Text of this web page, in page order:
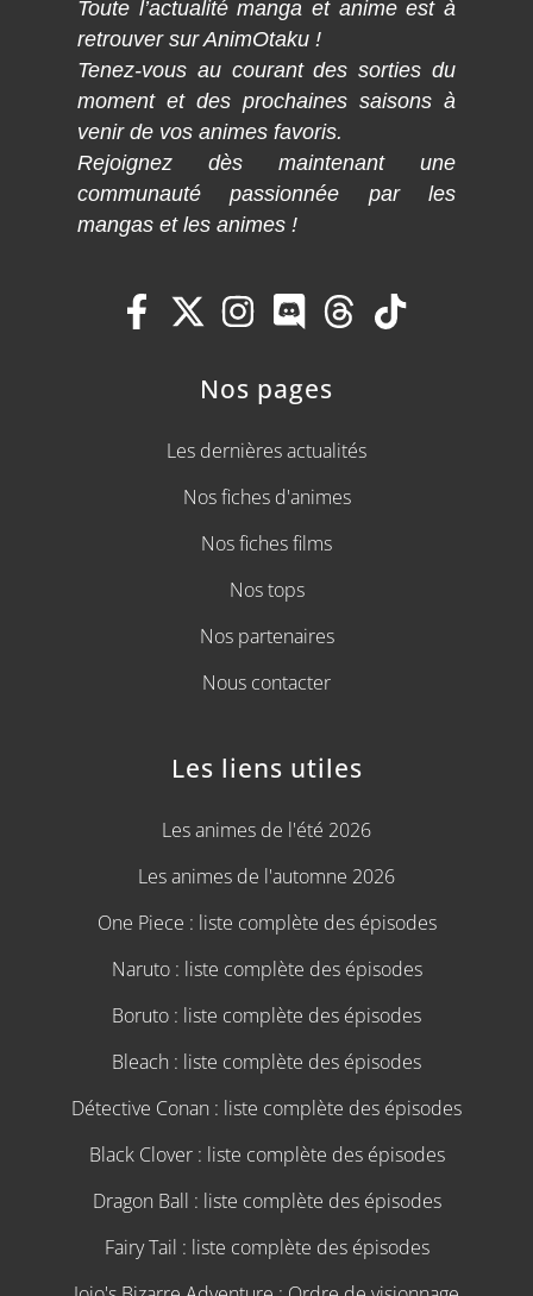
Toute l’actualité manga et anime est à
retrouver sur AnimOtaku !
Tenez-vous au courant des sorties du
moment et des prochaines saisons à
venir de vos animes favoris.
Rejoignez dès maintenant une
communauté passionnée par les
mangas et les animes !
Nos pages
Les dernières actualités
Nos fiches d'animes
Nos fiches films
Nos tops
Nos partenaires
Nous contacter
Les liens utiles
Les animes de l'été 2026
Les animes de l'automne 2026
One Piece : liste complète des épisodes
Naruto : liste complète des épisodes
Boruto : liste complète des épisodes
Bleach : liste complète des épisodes
Détective Conan : liste complète des épisodes
Black Clover : liste complète des épisodes
Dragon Ball : liste complète des épisodes
Fairy Tail : liste complète des épisodes